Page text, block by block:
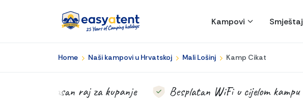
Kampovi Smještaj
Home Naši kampovi u Hrvatskoj Mali Lošinj Kamp Cikat
Prekrasan raj za kupanje Besplatan WiFi u cijelom kampu